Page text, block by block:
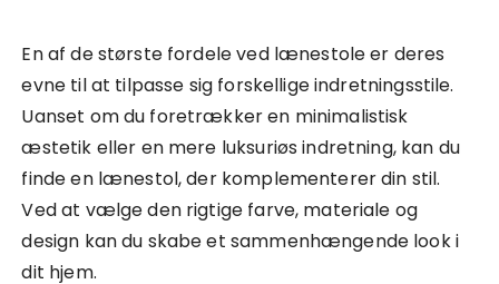
En af de største fordele ved lænestole er deres
evne til at tilpasse sig forskellige indretningsstile.
Uanset om du foretrækker en minimalistisk
æstetik eller en mere luksuriøs indretning, kan du
finde en lænestol, der komplementerer din stil.
Ved at vælge den rigtige farve, materiale og
design kan du skabe et sammenhængende look i
dit hjem.